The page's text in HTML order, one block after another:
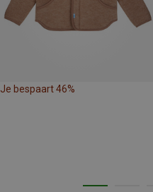
Je bespaart 46%